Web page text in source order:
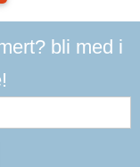
bli med i